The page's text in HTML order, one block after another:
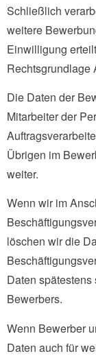
Schließlich
weitere
Einwilligung
Rechtsgrundlage
Die Daten der
Mitarbeiter der
Übrigen im
weiter.
Wenn wir im
löschen wir die
Daten
Bewerbers.
Wenn Bewerber
Daten auch für